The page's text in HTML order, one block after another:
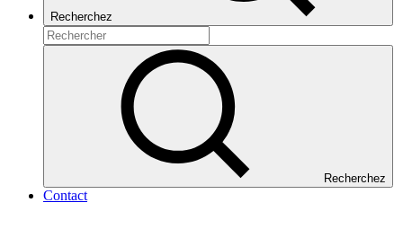
Recherchez
Recherchez
Contact